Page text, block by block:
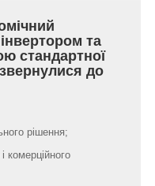
та
стандартної
до
рішення;
комерційного